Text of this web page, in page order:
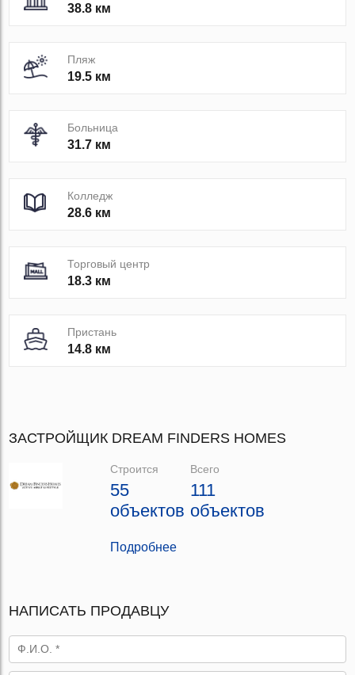
38.8 км
Пляж
19.5 км
Больница
31.7 км
Колледж
28.6 км
Торговый центр
18.3 км
Пристань
14.8 км
ЗАСТРОЙЩИК DREAM FINDERS HOMES
Строится
55
объектов
Всего
111
объектов
Подробнее
НАПИСАТЬ ПРОДАВЦУ